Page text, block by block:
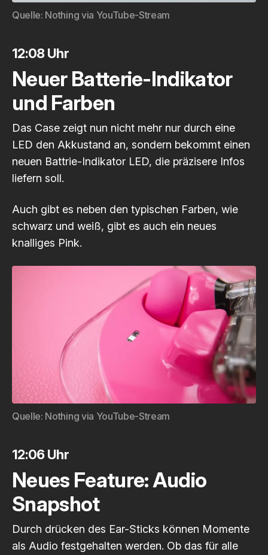
Quelle: Nothing via YouTube-Stream
12:08 Uhr
Neuer Batterie-Indikator
und Farben
Das Case zeigt nun nicht mehr nur durch eine
LED den Akkustand an, sondern bekommt einen
neuen Battrie-Indikator LED, die präzisere Infos
liefern soll.
Auch gibt es neben den typischen Farben, wie
schwarz und weiß, gibt es auch ein neues
knalliges Pink.
Quelle: Nothing via YouTube-Stream
12:06 Uhr
Neues Feature: Audio
Snapshot
Durch drücken des Ear-Sticks können Momente
als Audio festgehalten werden. Ob das für alle